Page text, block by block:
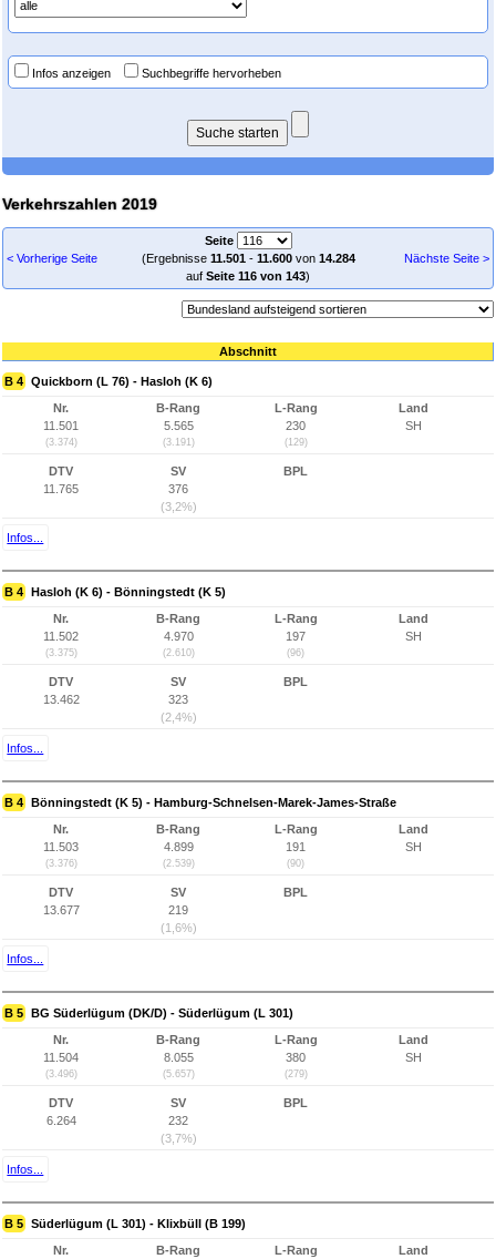
Infos anzeigen Suchbegriffe hervorheben
Verkehrszahlen 2019
< Vorherige Seite
Seite
(Ergebnisse 11.501- 11.600von 14.284
auf Seite 116 von 143)
Nächste Seite >
Abschnitt
B 4 Quickborn (L 76) - Hasloh (K 6)
Nr.
11.501
(3.374)
B-Rang
5.565
(3.191)
L-Rang
230
(129)
Land
SH
DTV
11.765
SV
376
(3,2%)
BPL
Infos...
B 4 Hasloh (K 6) - Bönningstedt (K 5)
Nr.
11.502
(3.375)
B-Rang
4.970
(2.610)
L-Rang
197
(96)
Land
SH
DTV
13.462
SV
323
(2,4%)
BPL
Infos...
B 4 Bönningstedt (K 5) - Hamburg-Schnelsen-Marek-James-Straße
Nr.
11.503
(3.376)
B-Rang
4.899
(2.539)
L-Rang
191
(90)
Land
SH
DTV
13.677
SV
219
(1,6%)
BPL
Infos...
B 5 BG Süderlügum (DK/D) - Süderlügum (L 301)
Nr.
11.504
(3.496)
B-Rang
8.055
(5.657)
L-Rang
380
(279)
Land
SH
DTV
6.264
SV
232
(3,7%)
BPL
Infos...
B 5 Süderlügum (L 301) - Klixbüll (B 199)
Nr.
B-Rang
L-Rang
Land